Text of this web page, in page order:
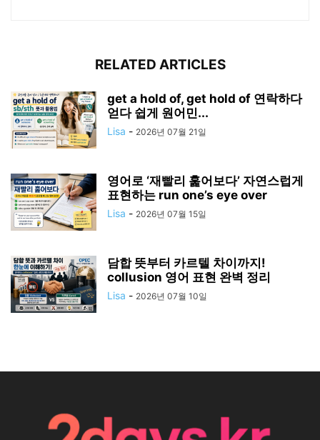
RELATED ARTICLES
get a hold of, get hold of 연락하다
얻다 쉽게 원어민...
Lisa - 2026년 07월 21일
영어로 ‘재빨리 훑어보다’ 자연스럽게
표현하는 run one’s eye over
Lisa - 2026년 07월 15일
담합 뜻부터 카르텔 차이까지!
collusion 영어 표현 완벽 정리
Lisa - 2026년 07월 10일